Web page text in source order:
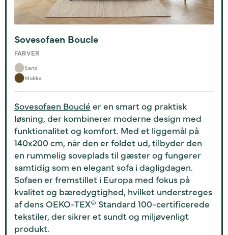
Sovesofaen Boucle
FARVER
Sand
Mokka
Sovesofaen Bouclé er en smart og praktisk
løsning, der kombinerer moderne design med
funktionalitet og komfort. Med et liggemål på
140x200 cm, når den er foldet ud, tilbyder den
en rummelig soveplads til gæster og fungerer
samtidig som en elegant sofa i dagligdagen.
Sofaen er fremstillet i Europa med fokus på
kvalitet og bæredygtighed, hvilket understreges
af dens OEKO-TEX® Standard 100-certificerede
tekstiler, der sikrer et sundt og miljøvenligt
produkt.